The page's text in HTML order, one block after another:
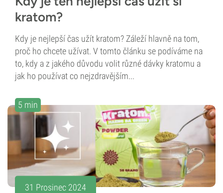
kratom?
Kdy je nejlepší čas užít kratom? Záleží hlavně na tom,
proč ho chcete užívat. V tomto článku se podíváme na
to, kdy a z jakého důvodu volit různé dávky kratomu a
jak ho používat co nejzdravějším...
5 min
31 Prosinec 2024